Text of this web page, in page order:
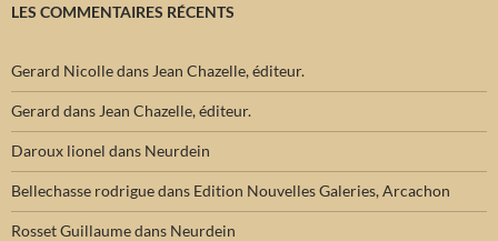
LES COMMENTAIRES RÉCENTS
Gerard Nicolledans Jean Chazelle, éditeur.
Gerard dans Jean Chazelle, éditeur.
Daroux lionel dans Neurdein
Bellechasse rodriguedans Edition Nouvelles Galeries, Arcachon
Rosset Guillaumedans Neurdein